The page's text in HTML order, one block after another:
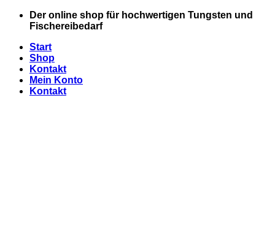
Zum
Der online shop für hochwertigen Tungsten und
Fischereibedarf
Start
Shop
Kontakt
Mein Konto
Kontakt